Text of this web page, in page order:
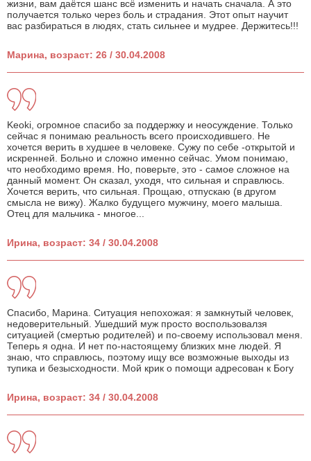
жизни, вам даётся шанс всё изменить и начать сначала. А это
получается только через боль и страдания. Этот опыт научит
вас разбираться в людях, стать сильнее и мудрее. Держитесь!!!
Марина, возраст: 26 / 30.04.2008
Keoki, огромное спасибо за поддержку и неосуждение. Только
сейчас я понимаю реальность всего происходившего. Не
хочется верить в худшее в человеке. Сужу по себе -открытой и
искренней. Больно и сложно именно сейчас. Умом понимаю,
что необходимо время. Но, поверьте, это - самое сложное на
данный момент. Он сказал, уходя, что сильная и справлюсь.
Хочется верить, что сильная. Прощаю, отпускаю (в другом
смысла не вижу). Жалко будущего мужчину, моего малыша.
Отец для мальчика - многое...
Ирина, возраст: 34 / 30.04.2008
Спасибо, Марина. Ситуация непохожая: я замкнутый человек,
недоверительный. Ушедший муж просто воспользовалзя
ситуацией (смертью родителей) и по-своему использовал меня.
Теперь я одна. И нет по-настоящему близких мне людей. Я
знаю, что справлюсь, поэтому ищу все возможные выходы из
тупика и безысходности. Мой крик о помощи адресован к Богу
Ирина, возраст: 34 / 30.04.2008